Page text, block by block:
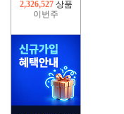
이번주
2,229,562상품